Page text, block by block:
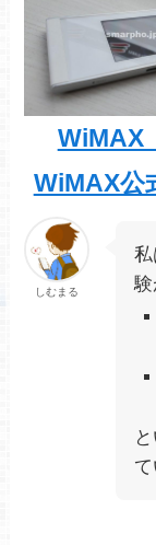
WiMAX
WiMAX公
しむまる
験